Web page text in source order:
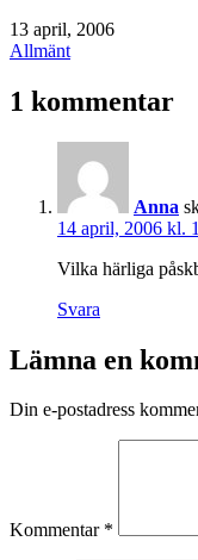
Publicerat
den
13 april, 2006
Kategoriserat
Allmänt
1 kommentar
Anna
14 april, 2006 kl.
Vilka härliga
Svara
Lämna en
Din e-postadress
Kommentar *